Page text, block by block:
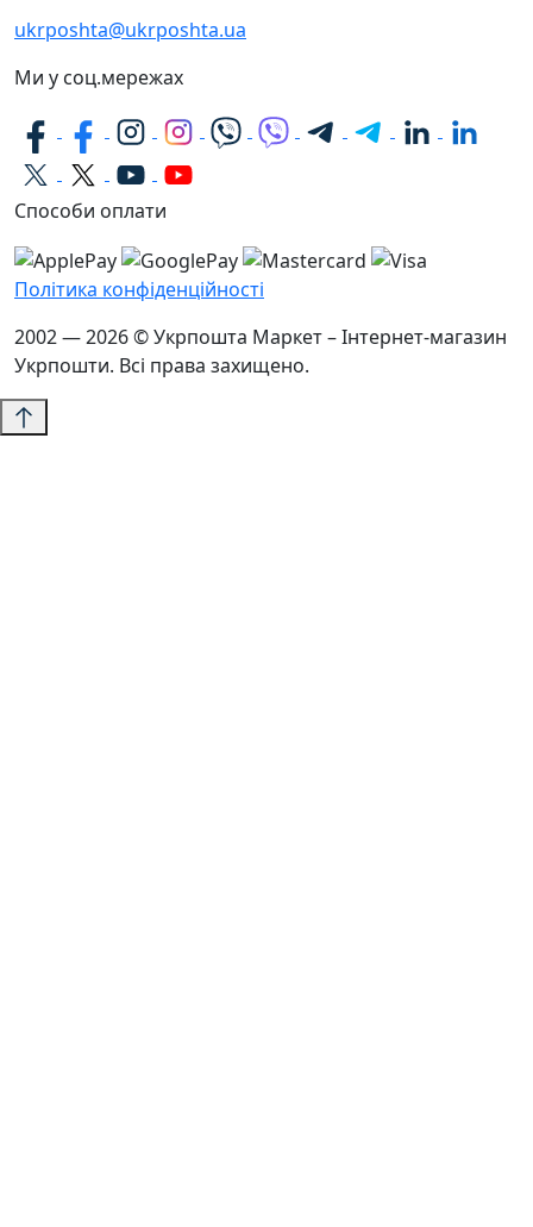
ukrposhta@ukrposhta.ua
Ми у соц.мережах
Способи оплати
Політика конфіденційності
2002 — 2026 © Укрпошта Маркет – Інтернет-магазин
Укрпошти. Всі права захищено.